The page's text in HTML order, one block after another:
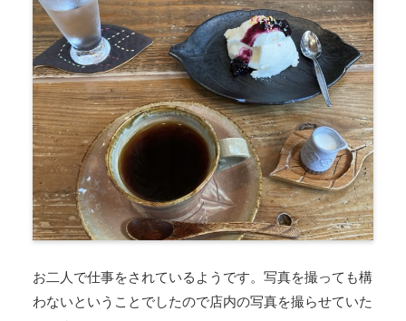
お二人で仕事をされているようです。写真を撮っても構
わないということでしたので店内の写真を撮らせていた